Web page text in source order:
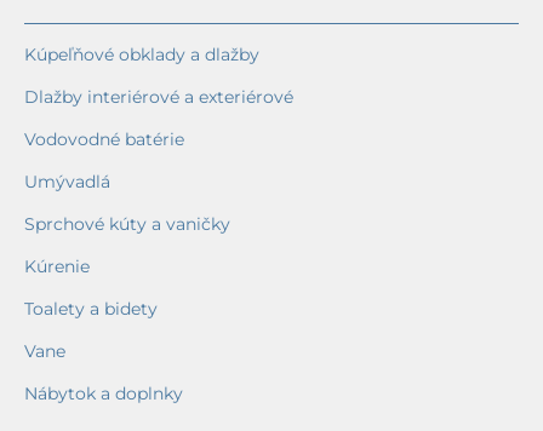
Kúpeľňové obklady a dlažby
Dlažby interiérové a exteriérové
Vodovodné batérie
Umývadlá
Sprchové kúty a vaničky
Kúrenie
Toalety a bidety
Vane
Nábytok a doplnky